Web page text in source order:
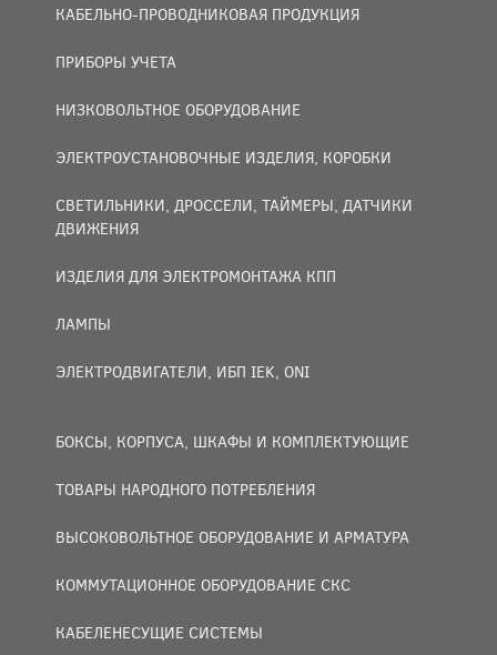
КАБЕЛЬНО-ПРОВОДНИКОВАЯ ПРОДУКЦИЯ
ПРИБОРЫ УЧЕТА
НИЗКОВОЛЬТНОЕ ОБОРУДОВАНИЕ
ЭЛЕКТРОУСТАНОВОЧНЫЕ ИЗДЕЛИЯ, КОРОБКИ
СВЕТИЛЬНИКИ, ДРОССЕЛИ, ТАЙМЕРЫ, ДАТЧИКИ
ДВИЖЕНИЯ
ИЗДЕЛИЯ ДЛЯ ЭЛЕКТРОМОНТАЖА КПП
ЛАМПЫ
ЭЛЕКТРОДВИГАТЕЛИ, ИБП IEK, ONI
БОКСЫ, КОРПУСА, ШКАФЫ И КОМПЛЕКТУЮЩИЕ
ТОВАРЫ НАРОДНОГО ПОТРЕБЛЕНИЯ
ВЫСОКОВОЛЬТНОЕ ОБОРУДОВАНИЕ И АРМАТУРА
КОММУТАЦИОННОЕ ОБОРУДОВАНИЕ СКС
КАБЕЛЕНЕСУЩИЕ СИСТЕМЫ